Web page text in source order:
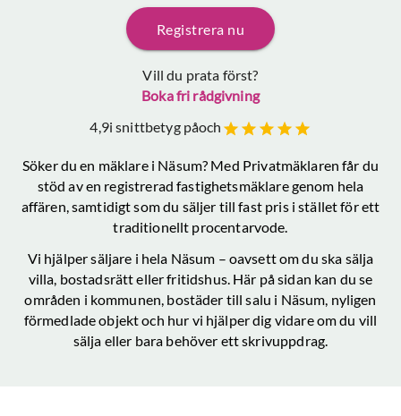
Registrera nu
Vill du prata först?
Boka fri rådgivning
4,9i snittbetyg påoch
Söker du en mäklare i Näsum? Med Privatmäklaren får du
stöd av en registrerad fastighetsmäklare genom hela
affären, samtidigt som du säljer till fast pris i stället för ett
traditionellt procentarvode.
Vi hjälper säljare i hela Näsum – oavsett om du ska sälja
villa, bostadsrätt eller fritidshus. Här på sidan kan du se
områden i kommunen, bostäder till salu i Näsum, nyligen
förmedlade objekt och hur vi hjälper dig vidare om du vill
sälja eller bara behöver ett skrivuppdrag.